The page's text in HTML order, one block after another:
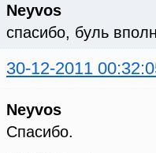
Neyvos
спасибо, буль
30-12-2011
Neyvos
Спасибо.